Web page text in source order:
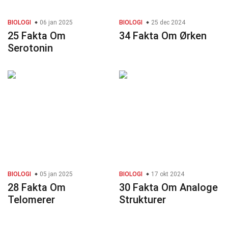
BIOLOGI 06 jan 2025
25 Fakta Om
Serotonin
BIOLOGI 25 dec 2024
34 Fakta Om Ørken
BIOLOGI 05 jan 2025
28 Fakta Om
Telomerer
BIOLOGI 17 okt 2024
30 Fakta Om Analoge
Strukturer